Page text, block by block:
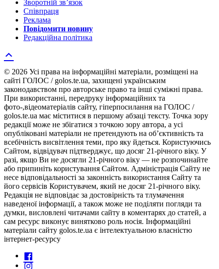
Зворотній зв’язок
Співпраця
Реклама
Повідомити новину
Редакційна політика
© 2026 Усі права на інформаційні матеріали, розміщені на
сайті ГОЛОС / golos.te.ua, захищені українським
законодавством про авторське право та інші суміжні права.
При використанні, передруку інформаційних та
фото-,відеоматеріалів сайту, гіперпосилання на ГОЛОС /
golos.te.ua має міститися в першому абзаці тексту. Точка зору
редакції може не збігатися з точкою зору автора, а усі
опубліковані матеріали не претендують на об’єктивність та
всебічність висвітлення теми, про яку йдеться. Користуючись
Сайтом, відвідувач підтверджує, що досяг 21-річного віку. У
разі, якщо Ви не досягли 21-річного віку — не розпочинайте
або припиніть користування Сайтом. Адміністрація Сайту не
несе відповідальності за законність використання Сайту та
його сервісів Користувачем, який не досяг 21-річного віку.
Редакція не відповідає за достовірність та тлумачення
наведеної інформації, а також може не поділяти погляди та
думки, висловлені читачами сайту в коментарях до статей, а
сам ресурс виконує винятково роль носія. Інформаційні
матеріали сайту golos.te.ua є інтелектуальною власністю
інтернет-ресурсу